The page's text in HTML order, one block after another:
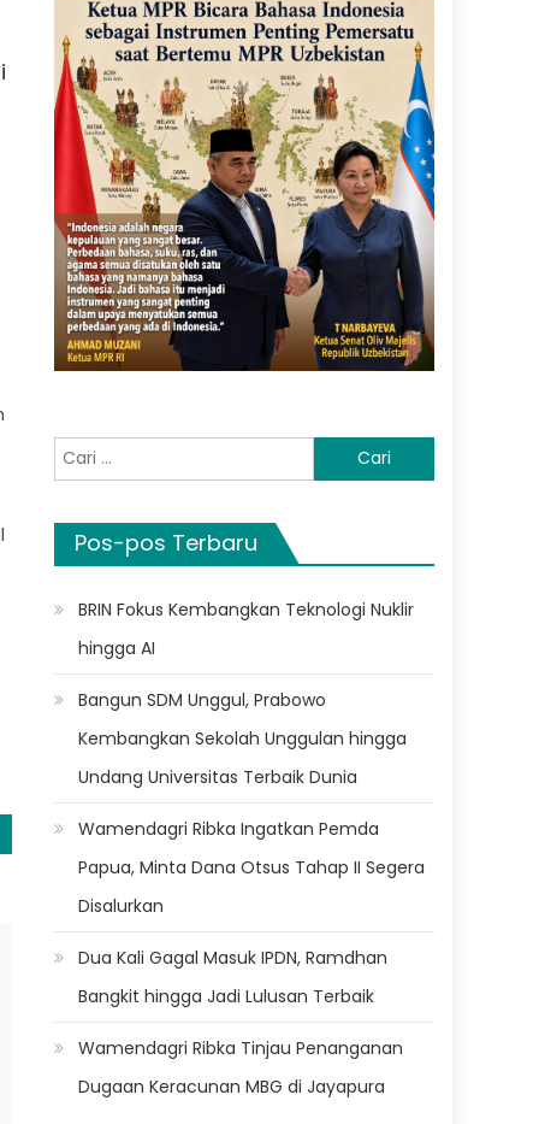
Cari
untuk:
Pos-pos Terbaru
BRIN Fokus Kembangkan Teknologi Nuklir
hingga AI
Bangun SDM Unggul, Prabowo
Kembangkan Sekolah Unggulan hingga
Undang Universitas Terbaik Dunia
Wamendagri Ribka Ingatkan Pemda
Papua, Minta Dana Otsus Tahap II Segera
Disalurkan
Dua Kali Gagal Masuk IPDN, Ramdhan
Bangkit hingga Jadi Lulusan Terbaik
Wamendagri Ribka Tinjau Penanganan
Dugaan Keracunan MBG di Jayapura